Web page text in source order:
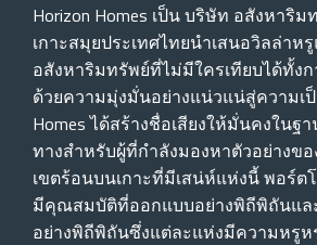
Horizon Homes เป็น บริษัท อสังหาริ
เกาะสมุยประเทศไทยนําเสนอวิลล่าห
อสังหาริมทรัพย์ที่ไม่มีใครเทียบได้ทั้ง
ด้วยความมุ่งมั่นอย่างแน่วแน่สู่ความเป็
Homes ได้สร้างชื่อเสียงให้มั่นคงในฐ
ทางสําหรับผู้ที่กําลังมองหาตัวอย่างข
เขตร้อนบนเกาะที่มีเสน่ห์แห่งนี้ พอร์ต
มีคุณสมบัติที่ออกแบบอย่างพิถีพิถันแล
อย่างพิถีพิถันซึ่งแต่ละแห่งมีความหรูห